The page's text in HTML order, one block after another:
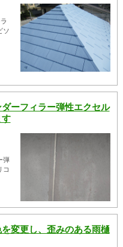
ソ
ーフィラー弾性エクセル
弾
コ
変更し、歪みのある雨樋